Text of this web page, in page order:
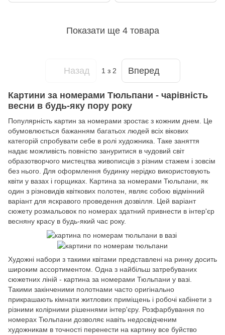
Показати ще 4 товара
Назад 1 з 2 Вперед
Картини за номерами Тюльпани - чарівність
весни в будь-яку пору року
Популярність картин за номерами зростає з кожним днем. Це
обумовлюється бажанням багатьох людей всіх вікових
категорій спробувати себе в ролі художника. Таке заняття
надає можливість повністю зануритися в чудовий світ
образотворчого мистецтва живописців з різним стажем і зовсім
без нього. Для оформлення будинку нерідко використовують
квіти у вазах і горщиках. Картина за номерами Тюльпани, як
один з різновидів квіткових полотен, являє собою відмінний
варіант для яскравого проведення дозвілля. Цей варіант
сюжету розмальовок по номерах здатний привнести в інтер'єр
весняну красу в будь-який час року.
Художні набори з такими квітами представлені на ринку досить
широким ассортиментом. Одна з найбільш затребуваних
сюжетних ліній - картина за номерами Тюльпани у вазі.
Такими закінченими полотнами часто оригінально
прикрашають кімнати житлових приміщень і робочі кабінети з
різними колірними рішеннями інтер'єру. Розфарбування по
номерах Тюльпани дозволяє навіть недосвідченим
художникам в точності перенести на картину все буйство